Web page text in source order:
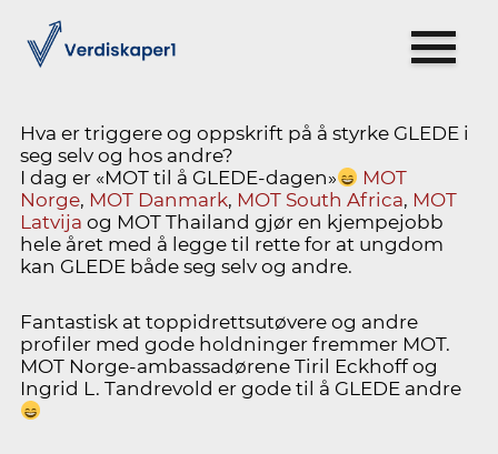
Hva er triggere og oppskrift på å styrke GLEDE i
seg selv og hos andre?
I dag er «MOT til å GLEDE-dagen»
MOT
Norge, MOT Danmark, MOT South Africa, MOT
Latvija og MOT Thailand gjør en kjempejobb
hele året med å legge til rette for at ungdom
kan GLEDE både seg selv og andre.
Fantastisk at toppidrettsutøvere og andre
profiler med gode holdninger fremmer MOT.
MOT Norge-ambassadørene Tiril Eckhoff og
Ingrid L. Tandrevold er gode til å GLEDE andre